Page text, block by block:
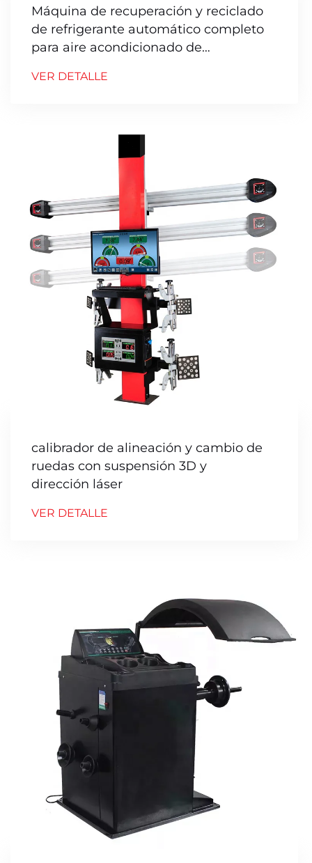
Máquina de recuperación y reciclado
de refrigerante automático completo
para aire acondicionado de
VER DETALLE
calibrador de alineación y cambio de
ruedas con suspensión 3D y
dirección láser
VER DETALLE